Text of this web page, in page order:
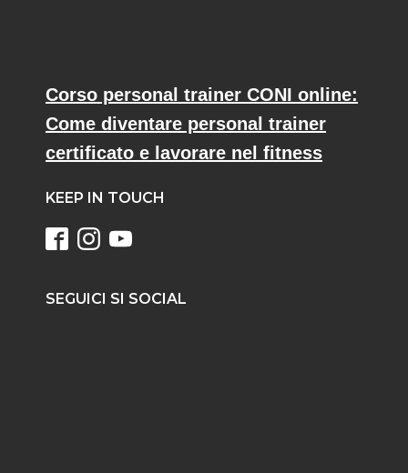
Corso personal trainer CONI online:
Come diventare personal trainer
certificato e lavorare nel fitness
KEEP IN TOUCH
SEGUICI SI SOCIAL